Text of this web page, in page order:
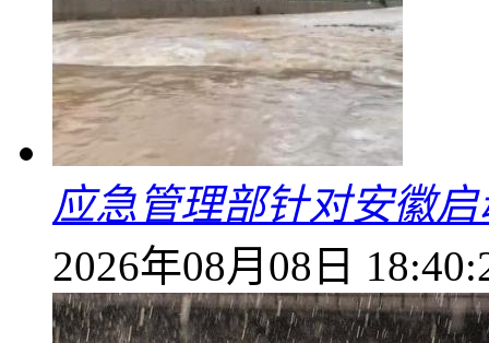
应急管理部针对安徽
2026年08月08日